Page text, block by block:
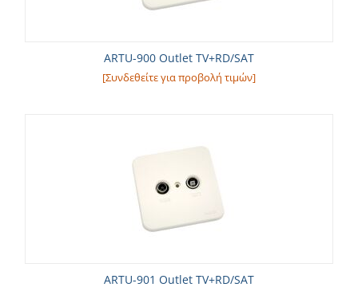
ARTU-900 Outlet TV+RD/SAT
[Συνδεθείτε για προβολή τιμών]
ARTU-901 Outlet TV+RD/SAT